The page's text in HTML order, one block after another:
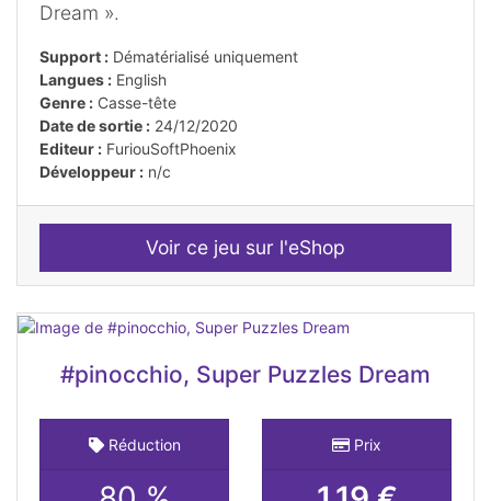
Dream ».
Support : Dématérialisé uniquement
Langues : English
Genre : Casse-tête
Date de sortie : 24/12/2020
Editeur : FuriouSoftPhoenix
Développeur : n/c
Voir ce jeu sur l'eShop
#pinocchio, Super Puzzles Dream
Réduction Prix